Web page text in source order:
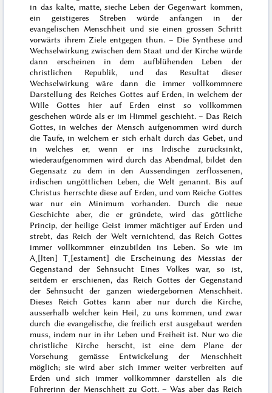
in das kalte, matte, sieche Leben der Gegenwart kommen,
ein geistigeres Streben würde anfangen in der
evangelischen Menschheit und sie einen grossen Schritt
vorwärts ihrem Ziele entgegen thun. – Die Synthese und
Wechselwirkung zwischen dem Staat und der Kirche würde
dann erscheinen in dem aufblühenden Leben der
christlichen Republik, und das Resultat dieser
Wechselwirkung wäre dann die immer vollkommnere
Darstellung des Reiches Gottes auf Erden, in welchem der
Wille Gottes hier auf Erden einst so vollkommen
geschehen würde als er im Himmel geschieht. – Das Reich
Gottes, in welches der Mensch aufgenommen wird durch
die Taufe, in welchem er sich erhält durch das Gebet, und
in welches er, wenn er ins Irdische zurücksinkt,
wiederaufgenommen wird durch das Abendmal, bildet den
Gegensatz zu dem in den Aussendingen zerflossenen,
irdischen ungöttlichen Leben, die Welt genannt. Bis auf
Christus herrschte diese auf Erden, und vom Reiche Gottes
war nur ein Minimum vorhanden. Durch die neue
Geschichte aber, die er gründete, wird das göttliche
Princip, der heilige Geist immer mächtiger auf Erden und
strebt, das Reich der Welt vernichtend, das Reich Gottes
immer vollkommner einzubilden ins Leben. So wie im
A˖[lten] T˖[estament] die Erscheinung des Messias der
Gegenstand der Sehnsucht Eines Volkes war, so ist,
seitdem er erschienen, das Reich Gottes der Gegenstand
der Sehnsucht der ganzen wiedergebornen Menschheit.
Dieses Reich Gottes kann aber nur durch die Kirche,
ausserhalb welcher kein Heil, zu uns kommen, und zwar
durch die evangelische, die freilich erst ausgebaut werden
muss, indem nur in ihr Leben und Freiheit ist. Nur wo die
christliche Kirche herscht, ist eine dem Plane der
Vorsehung gemässe Entwickelung der Menschheit
möglich; sie wird aber sich immer weiter verbreiten auf
Erden und sich immer vollkommner darstellen als die
Führerinn der Menschheit zu Gott. – Was aber das Reich